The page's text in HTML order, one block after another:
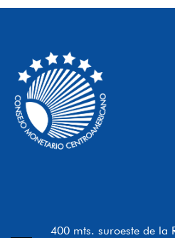
400 mts. suroeste de la